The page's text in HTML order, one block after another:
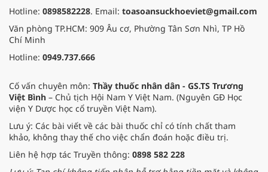
Hotline: 0898582228. Email: toasoansuckhoeviet@gmail.com
Văn phòng TP.HCM: 909 Âu cơ, Phường Tân Sơn Nhì, TP Hồ
Chí Minh
Hotline: 0949.737.666
Cố vấn chuyên môn: Thầy thuốc nhân dân - GS.TS Trương
Việt Bình – Chủ tịch Hội Nam Y Việt Nam. (Nguyên GĐ Học
viện Y Dược học cổ truyền Việt Nam).
Lưu ý: Các bài viết về các bài thuốc chỉ có tính chất tham
khảo, không thay thế cho việc chẩn đoán hoặc điều trị.
Liên hệ hợp tác Truyền thông: 0898 582 228